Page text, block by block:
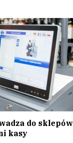
do sklepów
kasy